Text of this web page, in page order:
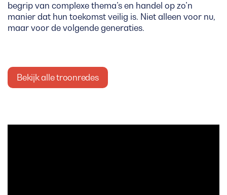
begrip van complexe thema’s en handel op zo’n
manier dat hun toekomst veilig is. Niet alleen voor nu,
maar voor de volgende generaties.
Bekijk alle troonredes